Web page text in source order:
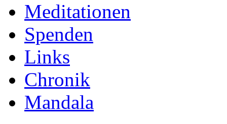
Meditationen
Spenden
Links
Chronik
Mandala